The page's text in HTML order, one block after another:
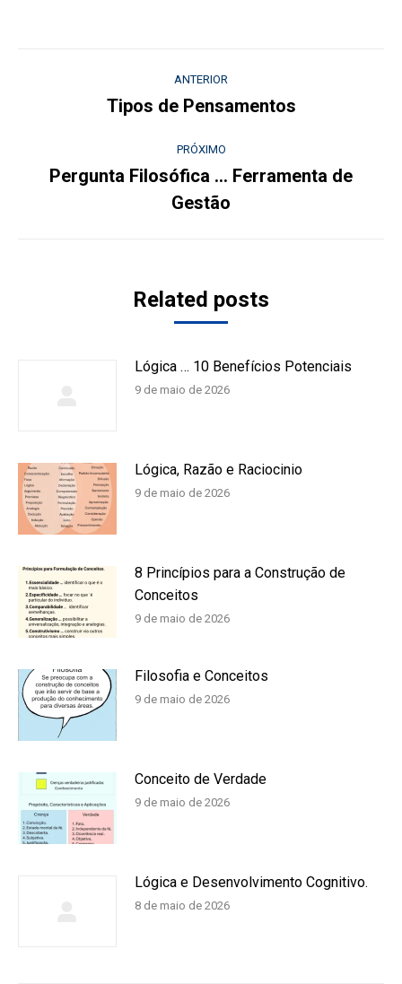
ANTERIOR
Post
Tipos de Pensamentos
PRÓXIMO
post:
Pergunta Filosófica … Ferramenta de
Gestão
Related posts
Lógica … 10 Benefícios Potenciais
9 de maio de 2026
Lógica, Razão e Raciocinio
9 de maio de 2026
8 Princípios para a Construção de
Conceitos
9 de maio de 2026
Filosofia e Conceitos
9 de maio de 2026
Conceito de Verdade
9 de maio de 2026
Lógica e Desenvolvimento Cognitivo.
8 de maio de 2026